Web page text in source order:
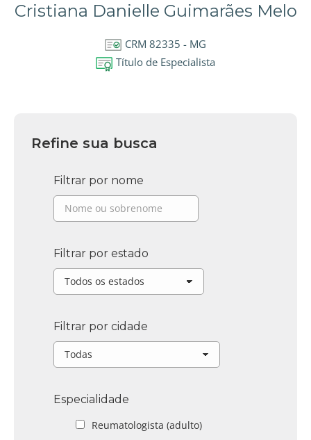
Cristiana Danielle Guimarães Melo
CRM 82335 - MG
Título de Especialista
Refine sua busca
Filtrar por nome
Filtrar por estado
Filtrar por cidade
Especialidade
Reumatologista (adulto)